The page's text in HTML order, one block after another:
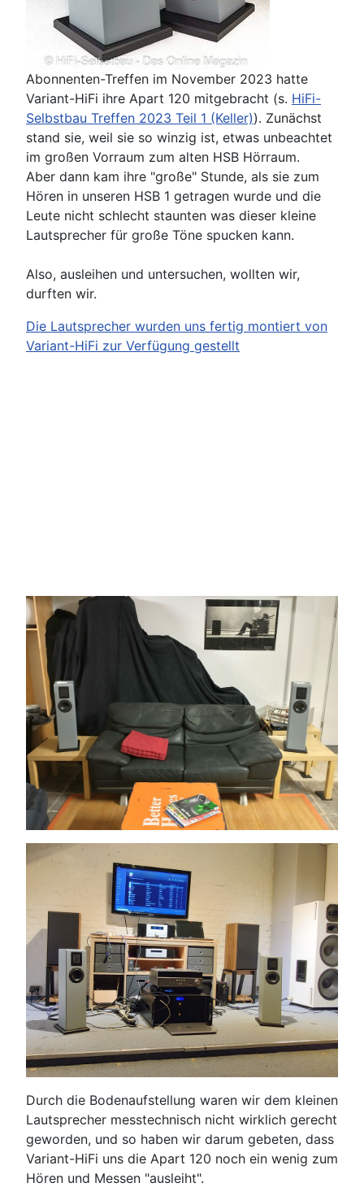
Abonnenten-Treffen im November 2023 hatte
Variant-HiFi ihre Apart 120 mitgebracht (s. HiFi-
Selbstbau Treffen 2023 Teil 1 (Keller)). Zunächst
stand sie, weil sie so winzig ist, etwas unbeachtet
im großen Vorraum zum alten HSB Hörraum.
Aber dann kam ihre "große" Stunde, als sie zum
Hören in unseren HSB 1 getragen wurde und die
Leute nicht schlecht staunten was dieser kleine
Lautsprecher für große Töne spucken kann.
Also, ausleihen und untersuchen, wollten wir,
durften wir.
Die Lautsprecher wurden uns fertig montiert von
Variant-HiFi zur Verfügung gestellt
Durch die Bodenaufstellung waren wir dem kleinen
Lautsprecher messtechnisch nicht wirklich gerecht
geworden, und so haben wir darum gebeten, dass
Variant-HiFi uns die Apart 120 noch ein wenig zum
Hören und Messen "ausleiht".